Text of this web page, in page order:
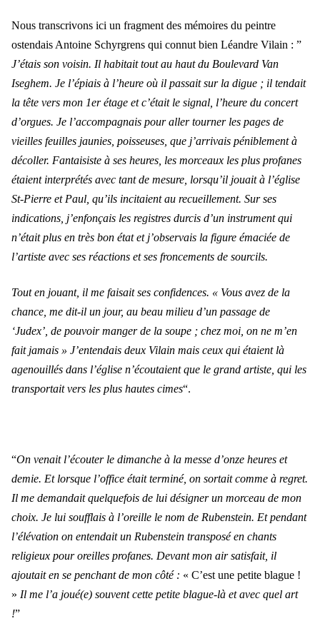
Nous transcrivons ici un fragment des mémoires du peintre
ostendais Antoine Schyrgrens qui connut bien Léandre Vilain : ”
J’étais son voisin. Il habitait tout au haut du Boulevard Van
Iseghem. Je l’épiais à l’heure où il passait sur la digue ; il tendait
la tête vers mon 1er étage et c’était le signal, l’heure du concert
d’orgues. Je l’accompagnais pour aller tourner les pages de
vieilles feuilles jaunies, poisseuses, que j’arrivais péniblement à
décoller. Fantaisiste à ses heures, les morceaux les plus profanes
étaient interprétés avec tant de mesure, lorsqu’il jouait à l’église
St-Pierre et Paul, qu’ils incitaient au recueillement. Sur ses
indications, j’enfonçais les registres durcis d’un instrument qui
n’était plus en très bon état et j’observais la figure émaciée de
l’artiste avec ses réactions et ses froncements de sourcils.
Tout en jouant, il me faisait ses confidences. « Vous avez de la
chance, me dit-il un jour, au beau milieu d’un passage de
‘Judex’, de pouvoir manger de la soupe ; chez moi, on ne m’en
fait jamais » J’entendais deux Vilain mais ceux qui étaient là
agenouillés dans l’église n’écoutaient que le grand artiste, qui les
transportait vers les plus hautes cimes“.
“On venait l’écouter le dimanche à la messe d’onze heures et
demie. Et lorsque l’office était terminé, on sortait comme à regret.
Il me demandait quelquefois de lui désigner un morceau de mon
choix. Je lui soufflais à l’oreille le nom de Rubenstein. Et pendant
l’élévation on entendait un Rubenstein transposé en chants
religieux pour oreilles profanes. Devant mon air satisfait, il
ajoutait en se penchant de mon côté : « C’est une petite blague !
» Il me l’a joué(e) souvent cette petite blague-là et avec quel art
!”